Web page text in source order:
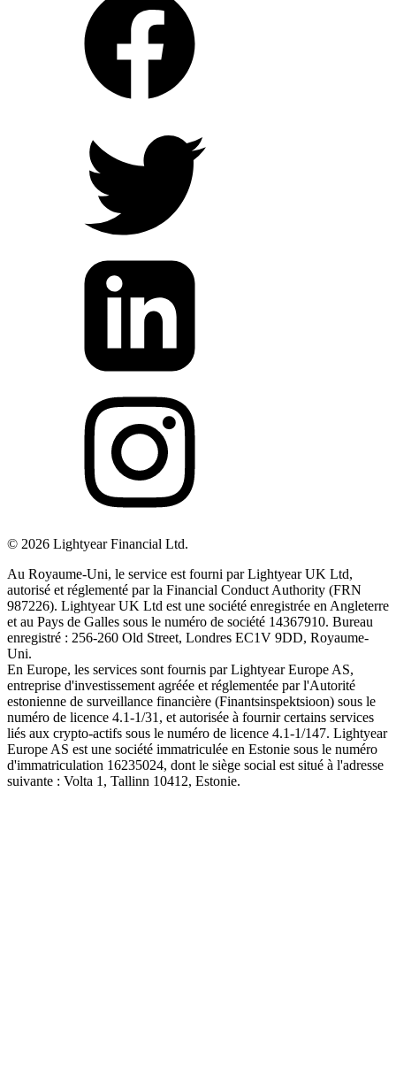
© 2026 Lightyear Financial Ltd.
Au Royaume-Uni, le service est fourni par Lightyear UK Ltd,
autorisé et réglementé par la Financial Conduct Authority (FRN
987226). Lightyear UK Ltd est une société enregistrée en Angleterre
et au Pays de Galles sous le numéro de société 14367910. Bureau
enregistré : 256-260 Old Street, Londres EC1V 9DD, Royaume-
Uni.
En Europe, les services sont fournis par Lightyear Europe AS,
entreprise d'investissement agréée et réglementée par l'Autorité
estonienne de surveillance financière (Finantsinspektsioon) sous le
numéro de licence 4.1-1/31, et autorisée à fournir certains services
liés aux crypto-actifs sous le numéro de licence 4.1-1/147. Lightyear
Europe AS est une société immatriculée en Estonie sous le numéro
d'immatriculation 16235024, dont le siège social est situé à l'adresse
suivante : Volta 1, Tallinn 10412, Estonie.